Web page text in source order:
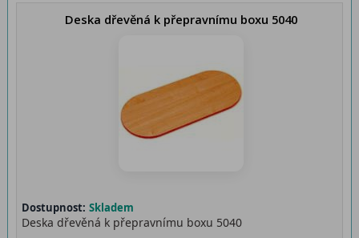
Deska dřevěná k přepravnímu boxu 5040
Dostupnost: Skladem
Deska dřevěná k přepravnímu boxu 5040